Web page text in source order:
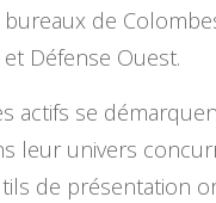
de
Défense Ouest.
actifs se
leur univers
de présentation